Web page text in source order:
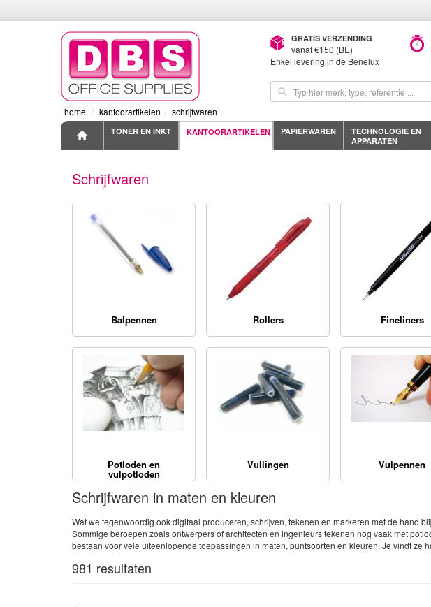
GRATIS VERZENDING
vanaf €150 (BE)
Enkel levering in de Benelux
home
kantoorartikelen schrijfwaren
TONER EN INKT KANTOORARTIKELEN PAPIERWAREN
TECHNOLOGIE EN
APPARATEN
Schrijfwaren
Balpennen Rollers Fineliners
Potloden en
vulpotloden
Vullingen Vulpennen
Schrijfwaren in maten en kleuren
Wat we tegenwoordig ook digitaal produceren, schrijven, tekenen en markeren met de hand
Sommige beroepen zoals ontwerpers of architecten en ingenieurs tekenen nog vaak met
bestaan voor vele uiteenlopende toepassingen in maten, puntsoorten en kleuren. Je vindt
981 resultaten